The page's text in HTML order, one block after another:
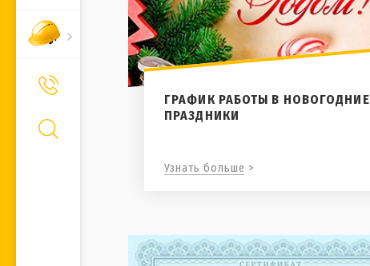
+7 (495) 661-66-11
ГРАФИК РАБОТЫ В НОВОГОДНИЕ
ПРАЗДНИКИ
Узнать больше >